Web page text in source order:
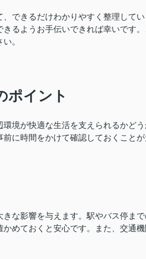
できるだけわかりやすく整理して
るようお手伝いできれば幸いです
。
ポイント
境が快適な生活を支えられるかど
に時間をかけて確認しておくこと
な影響を与えます。駅やバス停ま
めておくと安心です。また、交通